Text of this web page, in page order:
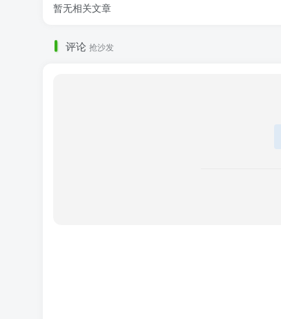
暂无相关文章
评论 抢沙发